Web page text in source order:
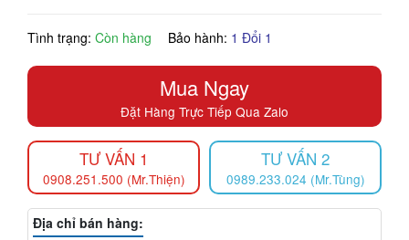
Tình trạng: Còn hàng Bảo hành: 1 Đổi 1
Mua Ngay
Đặt Hàng Trực Tiếp Qua Zalo
TƯ VẤN 1
0908.251.500 (Mr.Thiện)
TƯ VẤN 2
0989.233.024 (Mr.Tùng)
Địa chỉ bán hàng: